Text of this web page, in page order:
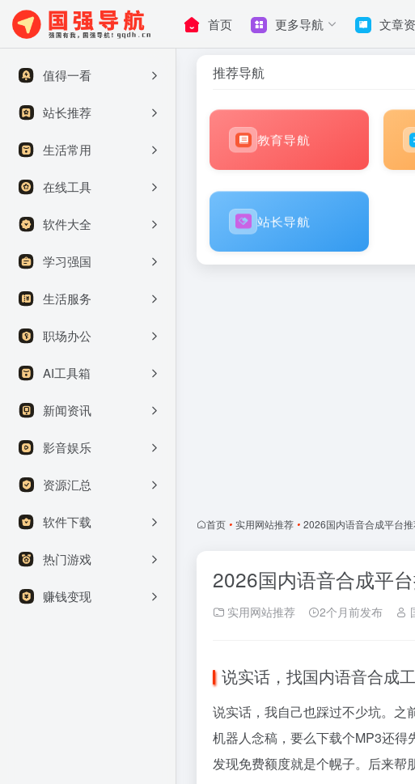
首页 更多导航 文章
值得一看
站长推荐
生活常用
在线工具
软件大全
学习强国
生活服务
职场办公
AI工具箱
新闻资讯
影音娱乐
资源汇总
软件下载
热门游戏
赚钱变现
推荐导航
教育导航
站长导航
首页 • 实用网站推荐 • 2026国内语音合成平台
2026国内语音合成平
实用网站推荐 2个月前发布
说实话，找国内语音合成
说实话，我自己也踩过不少坑。之
机器人念稿，要么下载个MP3还
发现免费额度就是个幌子。后来帮